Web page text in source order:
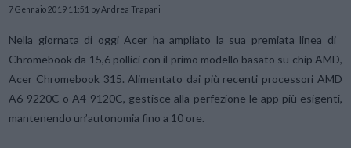
7 Gennaio 2019 11:51 by Andrea Trapani
Nella giornata di oggi Acer ha ampliato la sua premiata linea di
Chromebook da 15,6 pollici con il primo modello basato su chip AMD,
Acer Chromebook 315. Alimentato dai più recenti processori AMD
A6-9220C o A4-9120C, gestisce alla perfezione le app più esigenti,
mantenendo un’autonomia fino a 10 ore.